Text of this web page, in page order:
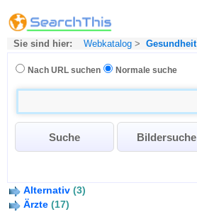
Sie sind hier: Webkatalog > Gesundheit
Nach URL suchen Normale suche
Alternativ (3)
Ärzte (17)